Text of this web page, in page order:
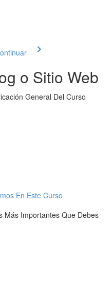
o Sitio Web
General Del Curso
En Este Curso
Más Importantes Que Debes